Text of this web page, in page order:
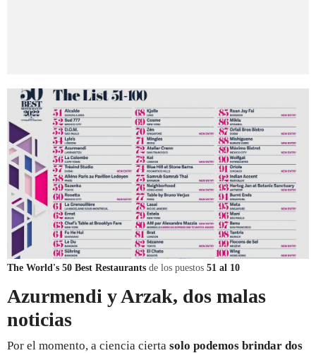
The World's 50 Best Restaurants de los puestos 51 al 10
Azurmendi y Arzak, dos malas
noticias
Por el momento, a ciencia cierta solo podemos brindar dos